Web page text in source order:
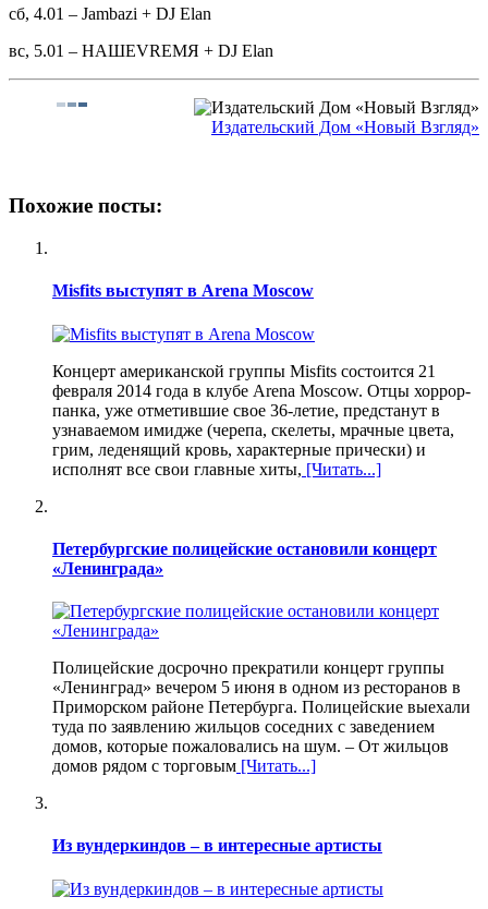
сб, 4.01 – Jambazi + DJ Elan
вс, 5.01 – НАШЕVRЕМЯ + DJ Elan
Издательский Дом «Новый Взгляд»
Похожие посты:
Misfits выступят в Arena Moscow
Концерт американской группы Misfits состоится 21
февраля 2014 года в клубе Arena Moscow. Отцы хоррор-
панка, уже отметившие свое 36-летие, предстанут в
узнаваемом имидже (черепа, скелеты, мрачные цвета,
грим, леденящий кровь, характерные прически) и
исполнят все свои главные хиты, [Читать...]
Петербургские полицейские остановили концерт
«Ленинграда»
Полицейские досрочно прекратили концерт группы
«Ленинград» вечером 5 июня в одном из ресторанов в
Приморском районе Петербурга. Полицейские выехали
туда по заявлению жильцов соседних с заведением
домов, которые пожаловались на шум. – От жильцов
домов рядом с торговым [Читать...]
Из вундеркиндов – в интересные артисты